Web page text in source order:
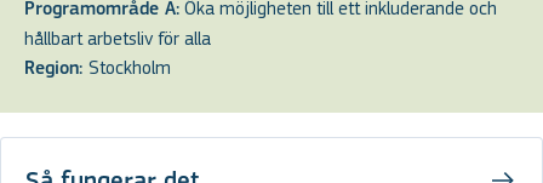
Programområde A: Öka möjligheten till ett inkluderande och
hållbart arbetsliv för alla
Region: Stockholm